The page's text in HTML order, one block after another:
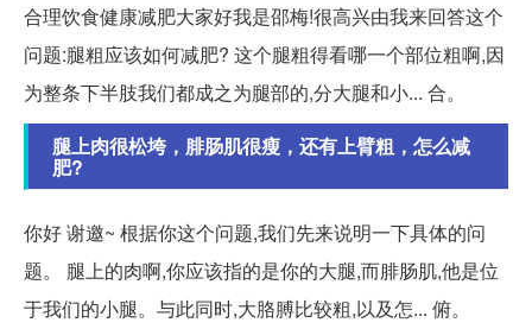
合理饮食健康减肥大家好我是邵梅!很高兴由我来回答这个
问题:腿粗应该如何减肥? 这个腿粗得看哪一个部位粗啊,因
为整条下半肢我们都成之为腿部的,分大腿和小... 合。
腿上肉很松垮，腓肠肌很瘦，还有上臂粗，怎么减
肥?
你好 谢邀~ 根据你这个问题,我们先来说明一下具体的问
题。 腿上的肉啊,你应该指的是你的大腿,而腓肠肌,他是位
于我们的小腿。与此同时,大胳膊比较粗,以及怎... 俯。